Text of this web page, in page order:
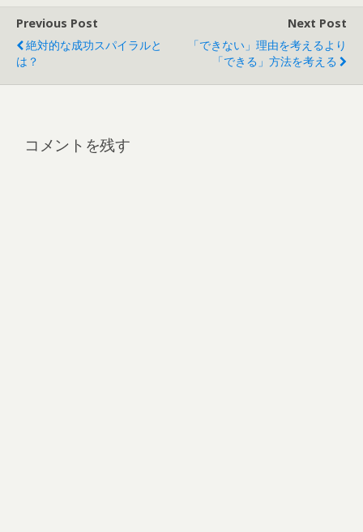
Previous Post
絶対的な成功スパイラルと
は？
Next Post
「できない」理由を考えるより
「できる」方法を考える
コメントを残す